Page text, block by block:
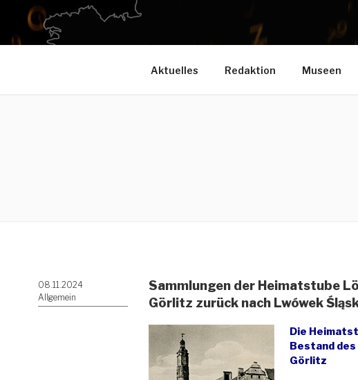
Aktuelles Redaktion Museen
Veröffentlicht
am
08.11.2024
Allgemein
Sammlungen der Heimatstube
Görlitz zurück nach Lwówek
Die
Bestand des
Görlitz